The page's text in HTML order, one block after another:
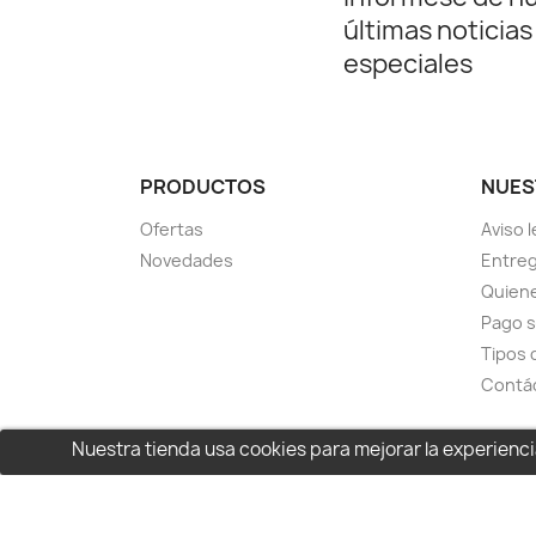
Nuestra tienda usa cookies para mejorar la
últimas
especiales
PRODUCTOS
Ofertas
Novedades
Aviso
Pago
Tipos